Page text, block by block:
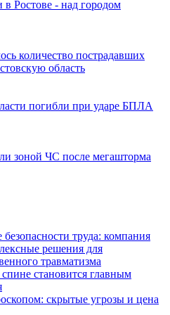
Ростове - над городом
количество пострадавших
область
погибли при ударе БПЛА
зоной ЧС после мегашторма
труда: компания
решения для
травматизма
становится главным
скрытые угрозы и цена